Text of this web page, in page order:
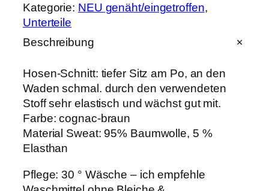
t
h
s
"
c
o
g
n
a
c
"
e
Kategorie: NEU genäht/eingetroffen
Unterteile
Beschreibung
Hosen-Schnitt: tiefer Sitz am Po, an den
Waden schmal. durch den verwendeten
Stoff sehr elastisch und wächst gut mit.
Farbe: cognac-braun
Material Sweat: 95% Baumwolle, 5 %
Elasthan
Pflege: 30 ° Wäsche – ich empfehle